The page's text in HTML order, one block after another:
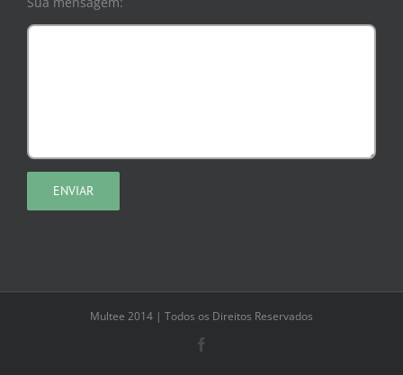
Multee 2014 | Todos os Direitos Reservados